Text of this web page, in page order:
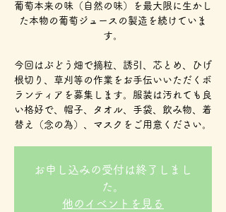
葡萄本来の味（自然の味）を最大限に生かし
た本物の葡萄ジュースの製造を続けていま
す。
今回はぶどう畑で摘粒、誘引、芯とめ、ひげ
根切り、草刈等の作業をお手伝いいただくボ
ランティアを募集します。服装は汚れても良
い格好で、帽子、タオル、手袋、飲み物、着
替え（念の為）、マスクをご用意ください。
お申し込みの受付は終了しまし
た。
他のイベントを見る